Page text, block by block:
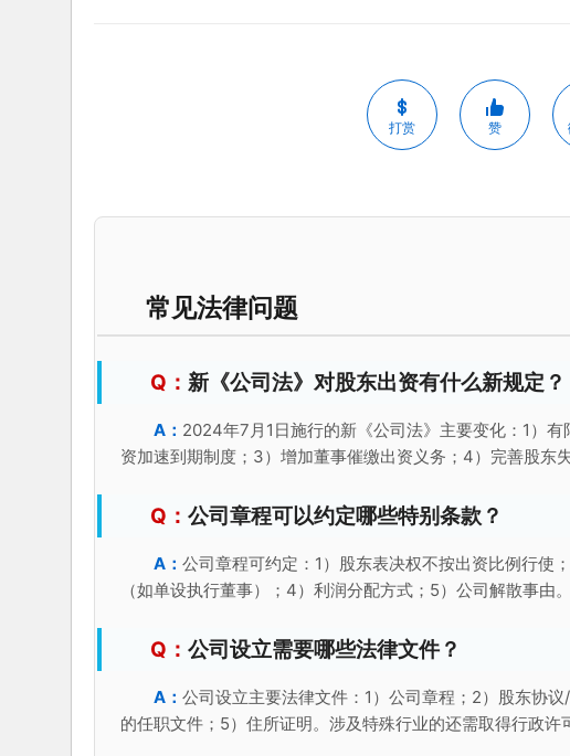
打赏 赞
常见法律问题
新《公司法》对股东出资有什么新规定？
2024年7月1日施行的新《公司法》主要变化：1）
资加速到期制度；3）增加董事催缴出资义务；4）完善股东
公司章程可以约定哪些特别条款？
公司章程可约定：1）股东表决权不按出资比例行使
（如单设执行董事）；4）利润分配方式；5）公司解散事由
公司设立需要哪些法律文件？
公司设立主要法律文件：1）公司章程；2）股东协
的任职文件；5）住所证明。涉及特殊行业的还需取得行政许